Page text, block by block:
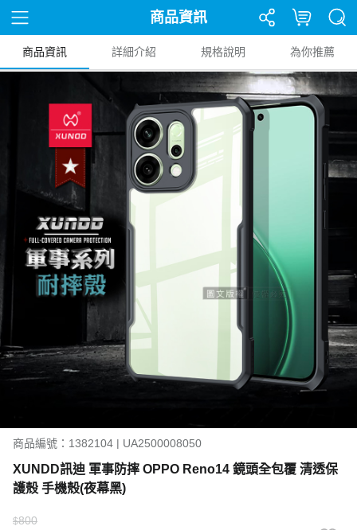
商品資訊
商品資訊 詳細介紹 規格說明 為你推薦
商品編號：1382104 | UA2500008050
XUNDD訊迪 軍事防摔 OPPO Reno14 鏡頭全包覆 清透保
護殼 手機殼(夜幕黑)
$800